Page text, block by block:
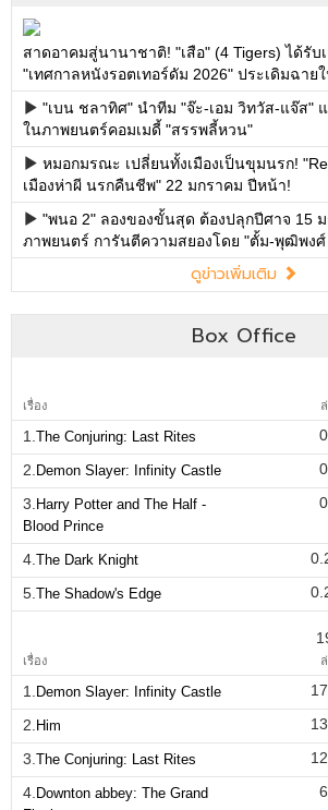
สาดอาคมสู่นานาชาติ! "เสือ" (4 Tigers) ได้รับ
"เทศกาลหนังรอตเทอร์ดัม 2026" ประเดิมฉาย
"เบน ชลาทิศ" นำทีม "จ๊ะ-เอม วิทวัส-แจ๊ส"
ในภาพยนตร์คอมเมดี้ "สรรพลี้หวน"
หมอกมรณะ เปลี่ยนทั้งเมืองเป็นขุมนรก!
เมืองห่าผี นรกคืนชีพ" 22 มกราคม ปีหน้า!
"พนอ 2" ลองของขั้นสุด ต้องปลุกปีศาจ 15
ภาพยนตร์ การันตีความสยองโดย "ตั้ม-พุฒิพงศ์
ดูข่าวเพิ่มเติม
Box Office
เรื่อง
1. The Conjuring: Last Rites
2. Demon Slayer: Infinity Castle
3. Harry Potter and The Half -
Blood Prince
4. The Dark Knight
5. The Shadow's Edge
เรื่อง
1. Demon Slayer: Infinity Castle
2. Him
3. The Conjuring: Last Rites
4. Downton abbey: The Grand